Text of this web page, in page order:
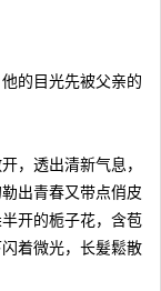
的目光先被父亲的
，透出清新气息，
出青春又带点俏皮
开的栀子花，含苞
着微光，长髮鬆散